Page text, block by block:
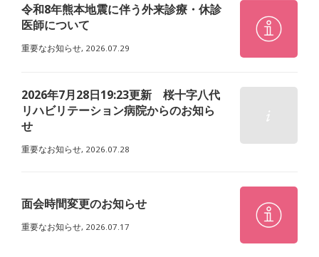
令和8年熊本地震に伴う外来診療・休診
医師について
重要なお知らせ, 2026.07.29
2026年7月28日19:23更新 桜十字八代
リハビリテーション病院からのお知ら
せ
重要なお知らせ, 2026.07.28
面会時間変更のお知らせ
重要なお知らせ, 2026.07.17